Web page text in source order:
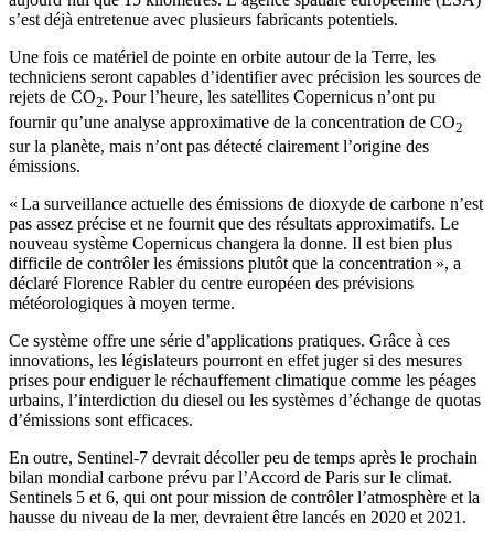
s’est déjà entretenue avec plusieurs fabricants potentiels.
Une fois ce matériel de pointe en orbite autour de la Terre, les
techniciens seront capables d’identifier avec précision les sources de
rejets de CO2. Pour l’heure, les satellites Copernicus n’ont pu
fournir qu’une analyse approximative de la concentration de CO2
sur la planète, mais n’ont pas détecté clairement l’origine des
émissions.
« La surveillance actuelle des émissions de dioxyde de carbone n’est
pas assez précise et ne fournit que des résultats approximatifs. Le
nouveau système Copernicus changera la donne. Il est bien plus
difficile de contrôler les émissions plutôt que la concentration », a
déclaré Florence Rabler du centre européen des prévisions
météorologiques à moyen terme.
Ce système offre une série d’applications pratiques. Grâce à ces
innovations, les législateurs pourront en effet juger si des mesures
prises pour endiguer le réchauffement climatique comme les péages
urbains, l’interdiction du diesel ou les systèmes d’échange de quotas
d’émissions sont efficaces.
En outre, Sentinel-7 devrait décoller peu de temps après le prochain
bilan mondial carbone prévu par l’Accord de Paris sur le climat.
Sentinels 5 et 6, qui ont pour mission de contrôler l’atmosphère et la
hausse du niveau de la mer, devraient être lancés en 2020 et 2021.